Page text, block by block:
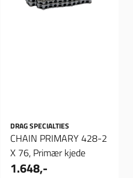
DRAG SPECIALTIES
CHAIN PRIMARY 428-2
X 76, Primær kjede
1.648,-